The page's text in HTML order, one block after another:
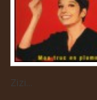
Zizi...